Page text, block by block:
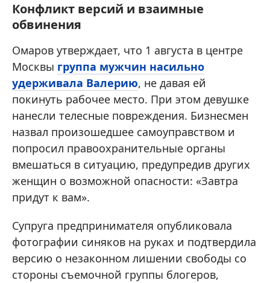
Конфликт версий и взаимные
обвинения
Омаров утверждает, что 1 августа в центре
Москвы группа мужчин насильно
удерживала Валерию, не давая ей
покинуть рабочее место. При этом девушке
нанесли телесные повреждения. Бизнесмен
назвал произошедшее самоуправством и
попросил правоохранительные органы
вмешаться в ситуацию, предупредив других
женщин о возможной опасности: «Завтра
придут к вам».
Супруга предпринимателя опубликовала
фотографии синяков на руках и подтвердила
версию о незаконном лишении свободы со
стороны съемочной группы блогеров,